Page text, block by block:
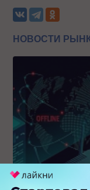
НОВОСТИ
Крупнейший